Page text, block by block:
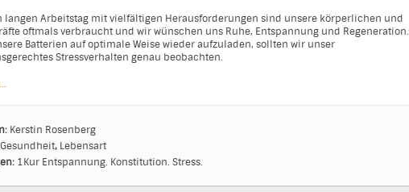
langen Arbeitstag mit vielfältigen Herausforderungen sind unsere körperlichen und
oftmals verbraucht und wir wünschen uns Ruhe, Entspannung und Regeneration.
Batterien auf optimale Weise wieder aufzuladen, sollten wir unser
Stressverhalten genau beobachten.
Kerstin Rosenberg
Gesundheit, Lebensart
1Kur Entspannung. Konstitution. Stress.